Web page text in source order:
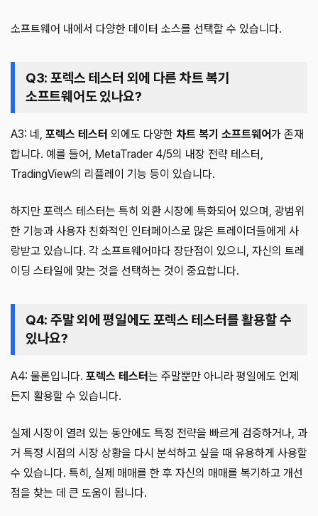
소프트웨어 내에서 다양한 데이터 소스를 선택할 수 있습니다.
Q3: 포렉스 테스터 외에 다른 차트 복기
소프트웨어도 있나요?
A3: 네, 포렉스 테스터 외에도 다양한 차트 복기 소프트웨어가 존재
합니다. 예를 들어, MetaTrader 4/5의 내장 전략 테스터,
TradingView의 리플레이 기능 등이 있습니다.
하지만 포렉스 테스터는 특히 외환 시장에 특화되어 있으며, 광범위
한 기능과 사용자 친화적인 인터페이스로 많은 트레이더들에게 사
랑받고 있습니다. 각 소프트웨어마다 장단점이 있으니, 자신의 트레
이딩 스타일에 맞는 것을 선택하는 것이 중요합니다.
Q4: 주말 외에 평일에도 포렉스 테스터를 활용할 수
있나요?
A4: 물론입니다. 포렉스 테스터는 주말뿐만 아니라 평일에도 언제
든지 활용할 수 있습니다.
실제 시장이 열려 있는 동안에도 특정 전략을 빠르게 검증하거나, 과
거 특정 시점의 시장 상황을 다시 분석하고 싶을 때 유용하게 사용할
수 있습니다. 특히, 실제 매매를 한 후 자신의 매매를 복기하고 개선
점을 찾는 데 큰 도움이 됩니다.